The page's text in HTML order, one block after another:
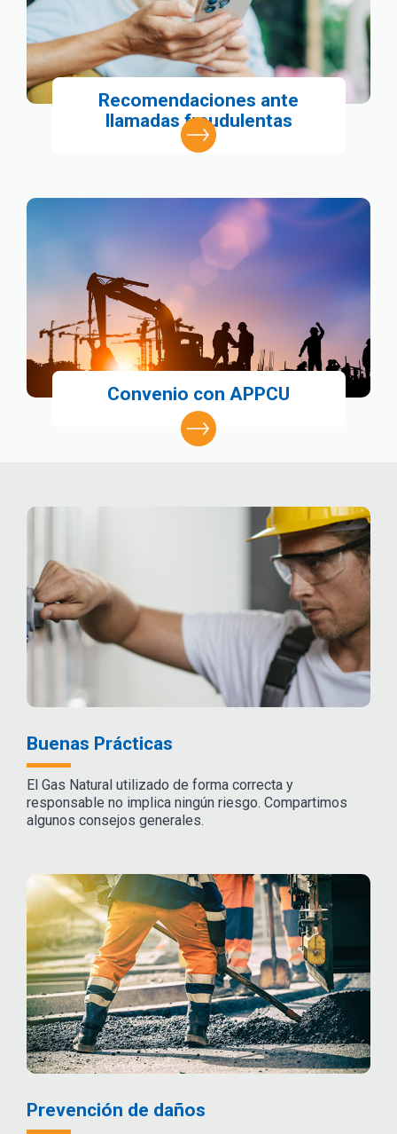
Recomendaciones ante
llamadas fraudulentas
Convenio con APPCU
Buenas Prácticas
El Gas Natural utilizado de forma correcta y
responsable no implica ningún riesgo. Compartimos
algunos consejos generales.
Prevención de daños